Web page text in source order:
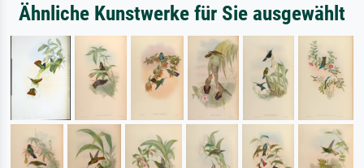
Ähnliche Kunstwerke für Sie ausgewählt